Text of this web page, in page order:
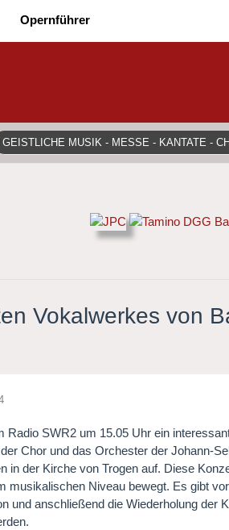
Opernführer
GEISTLICHE MUSIK - MESSE - KANTATE -
Vokalwerkes von
Radio SWR2 um 15.05 Uhr ein
Chor und das Orchester der Johann-
in der Kirche von Trogen auf. Diese
musikalischen Niveau bewegt. Es gibt
und anschließend die Wiederholung der